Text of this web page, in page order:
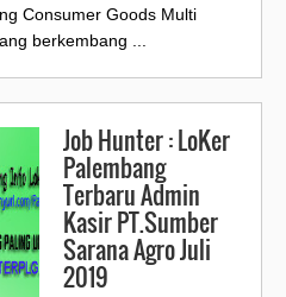
Consumer Goods Multi
berkembang ...
Job Hunter : LoKer
Palembang
Terbaru Admin
Kasir PT.Sumber
Sarana Agro Juli
2019